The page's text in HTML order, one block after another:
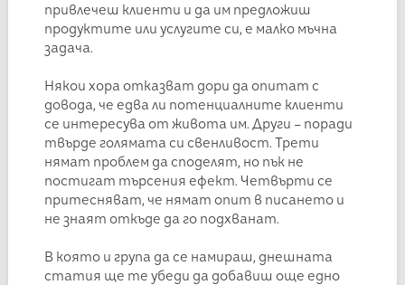
привлечеш клиенти и да им предложиш
продуктите или услугите си, е малко мъчна
задача.
Някои хора отказват дори да опитат с
довода, че едва ли потенциалните клиенти
се интересува от живота им. Други – поради
твърде голямата си свенливост. Трети
нямат проблем да споделят, но пък не
постигат търсения ефект. Четвърти се
притесняват, че нямат опит в писането и
не знаят откъде да го подхванат.
В която и група да се намираш, днешната
статия ще те убеди да добавиш още едно